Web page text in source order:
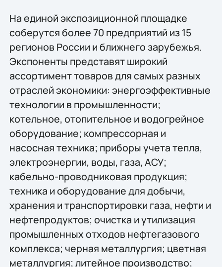
На единой экспозиционной площадке
соберутся более 70 предприятий из 15
регионов России и ближнего зарубежья.
Экспоненты представят широкий
ассортимент товаров для самых разных
отраслей экономики: энергоэффективные
технологии в промышленности;
котельное, отопительное и водогрейное
оборудование; компрессорная и
насосная техника; приборы учета тепла,
электроэнергии, воды, газа, АСУ;
кабельно-проводниковая продукция;
техника и оборудование для добычи,
хранения и транспортировки газа, нефти и
нефтепродуктов; очистка и утилизация
промышленных отходов нефтегазового
комплекса; черная металлургия; цветная
металлургия; литейное производство;